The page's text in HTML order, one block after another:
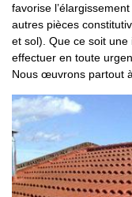
favorise
autres pièces
et sol). Que ce soit
effectuer en toute
Nous œuvrons partout